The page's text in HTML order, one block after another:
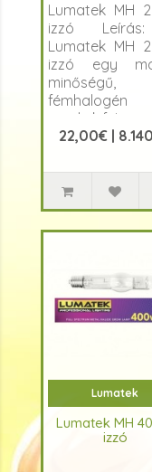
Lumatek MH
izzó
Lumatek MH
izzó egy
minőségű,
fémhalogén
amely kifeje..
22,00€ |
Lumatek
Lumatek MH
izzó